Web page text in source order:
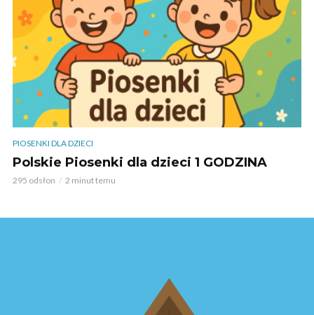
PIOSENKI DLA DZIECI
Polskie Piosenki dla dzieci 1 GODZINA
295 odsłon 2 minut temu